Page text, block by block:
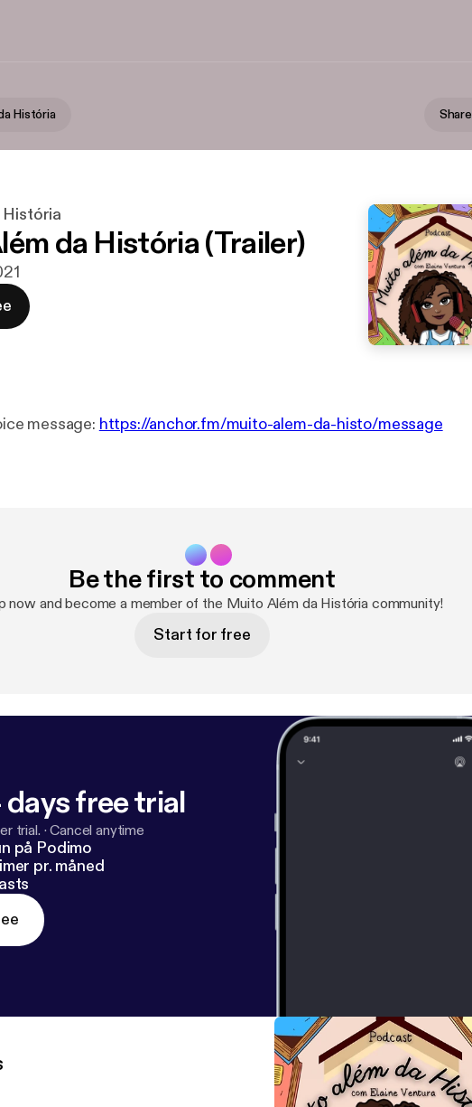
História Share
História
da História (Trailer)
message: https://anchor.fm/muito-alem-da-histo/message
Be the first to comment
now and become a member of the Muito Além da História community!
Start for free
free trial
trial. ·Cancel anytime
på Podimo
pr. måned